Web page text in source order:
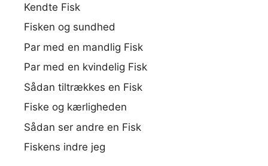
Kendte Fisk
Fisken og sundhed
Par med en mandlig Fisk
Par med en kvindelig Fisk
Sådan tiltrækkes en Fisk
Fiske og kærligheden
Sådan ser andre en Fisk
Fiskens indre jeg